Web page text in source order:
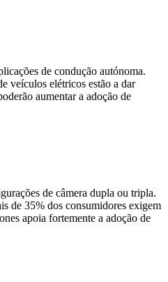
de condução autónoma.
veículos elétricos estão a dar
aumentar a adoção de
de câmera dupla ou tripla.
de 35% dos consumidores exigem
apoia fortemente a adoção de